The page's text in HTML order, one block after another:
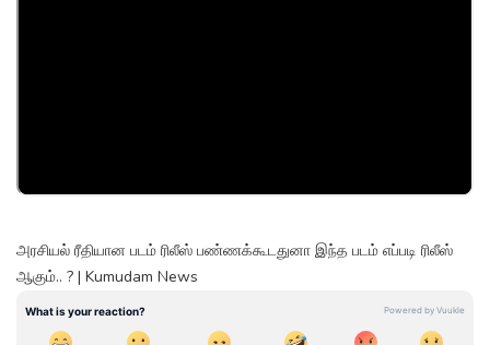
அரசியல் ரீதியான படம் ரிலீஸ் பண்ணக்கூடதுனா இந்த படம் எப்படி ரிலீஸ்
ஆகும்.. ? | Kumudam News